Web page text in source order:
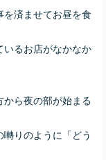
済ませてお昼を食
いるお店がなかなか
ら夜の部が始まる
りのように「どう